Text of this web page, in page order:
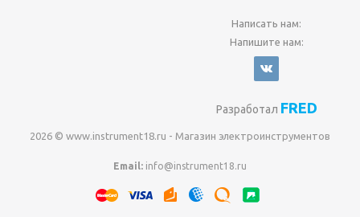
Написать нам:
Напишите нам:
Разработал FRED
2026 © www.instrument18.ru - Магазин электроинструментов
Email: info@instrument18.ru